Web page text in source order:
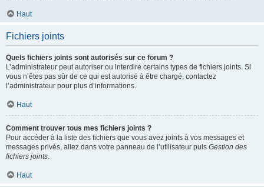
Haut
Fichiers joints
Quels fichiers joints sont autorisés sur ce forum ?
L’administrateur peut autoriser ou interdire certains types de fichiers joints. Si
vous n’êtes pas sûr de ce qui est autorisé à être chargé, contactez
l’administrateur pour plus d’informations.
Haut
Comment trouver tous mes fichiers joints ?
Pour accéder à la liste des fichiers que vous avez joints à vos messages et
messages privés, allez dans votre panneau de l’utilisateur puis Gestion des
fichiers joints.
Haut